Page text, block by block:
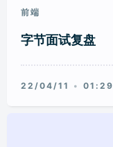
前端
字节面试复盘
22/04/11 01:29